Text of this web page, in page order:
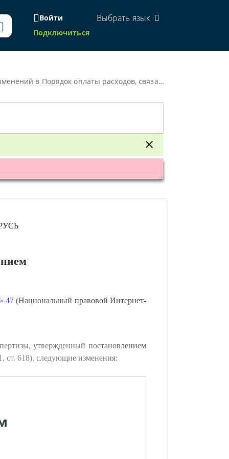
Войти
Подключиться
Выбрать язык
проведением государственной экологической экспертизы»
47 (Национальный правовой Интернет-
утвержденный постановлением
ст. 618), следующие изменения: